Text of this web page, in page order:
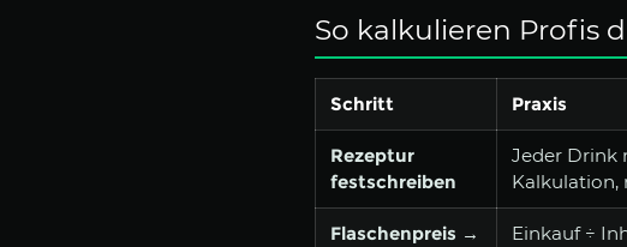
So kalkulieren Profis
Schritt Praxis
Rezeptur
festschreiben
Jeder Drink
Kalkulation,
Flaschenpreis →
Einkauf ÷